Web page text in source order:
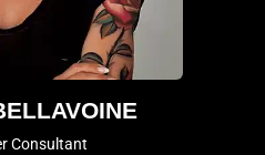
Consultant